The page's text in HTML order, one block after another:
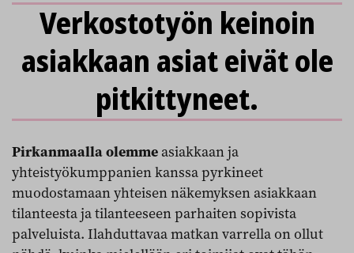
Verkostotyön keinoin
asiakkaan asiat eivät ole
pitkittyneet.
Pirkanmaalla olemmeasiakkaan ja
yhteistyökumppanien kanssa pyrkineet
muodostamaan yhteisen näkemyksen asiakkaan
tilanteesta ja tilanteeseen parhaiten sopivista
palveluista. Ilahduttavaa matkan varrella on ollut